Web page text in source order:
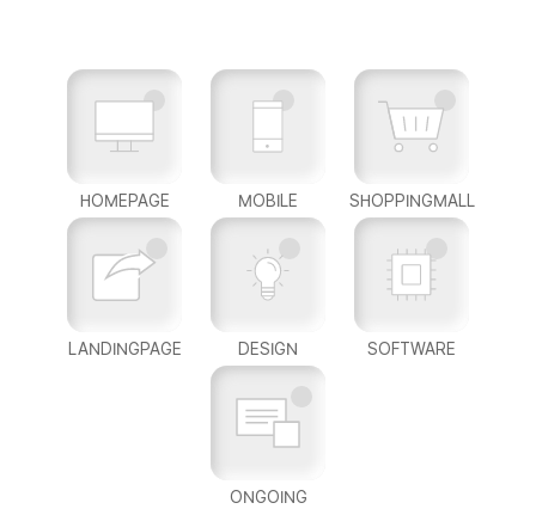
HOMEPAGE MOBILE SHOPPINGMALL
LANDINGPAGE DESIGN SOFTWARE
ONGOING